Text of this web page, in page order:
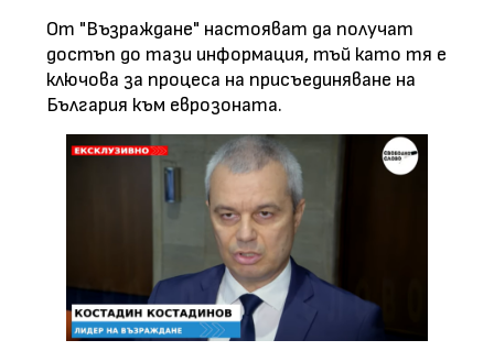
От "Възраждане" настояват да получат
достъп до тази информация, тъй като тя е
ключова за процеса на присъединяване на
България към еврозоната.